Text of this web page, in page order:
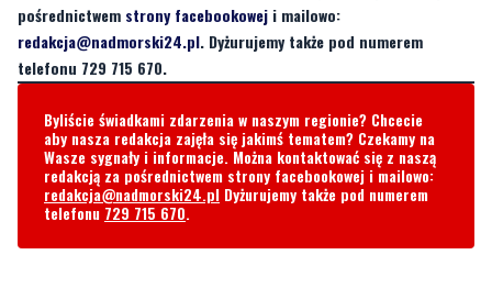
Byliście świadkami zdarzenia w naszym regionie? Chcecie
aby nasza redakcja zajęła się jakimś tematem? Czekamy na
Wasze sygnały i informacje. Można kontaktować się z naszą
redakcja@nadmorski24.plDyżurujemy także pod numerem
telefonu729 715 670.
Komentarze